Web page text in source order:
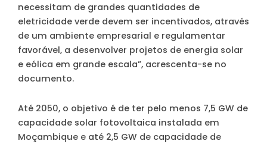
necessitam de grandes quantidades de
eletricidade verde devem ser incentivados, através
de um ambiente empresarial e regulamentar
favorável, a desenvolver projetos de energia solar
e eólica em grande escala”, acrescenta-se no
documento.
Até 2050, o objetivo é de ter pelo menos 7,5 GW de
capacidade solar fotovoltaica instalada em
Moçambique e até 2,5 GW de capacidade de